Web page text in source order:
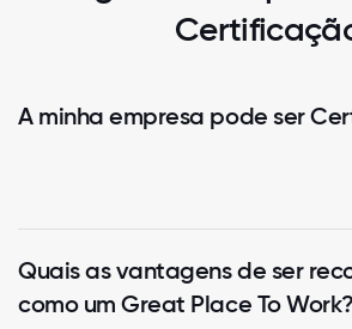
A minha empresa pode ser
Quais as vantagens de ser
como um Great Place To Work?